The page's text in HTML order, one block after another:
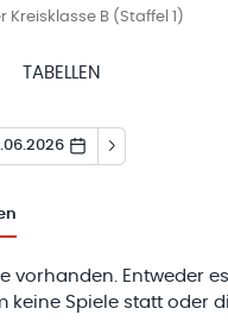
Kreisklasse B (Staffel 1)
TABELLEN
vorhanden. Entweder
keine Spiele statt oder